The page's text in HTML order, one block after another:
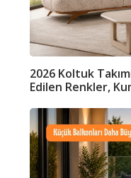
2026 Koltuk
Edilen Renkler,